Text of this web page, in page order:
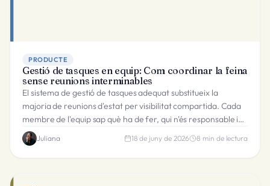
PRODUCTE
Gestió de tasques en equip: Com coordinar la feina
sense reunions interminables
El sistema de gestió de tasques adequat substitueix la
majoria de reunions d'estat per visibilitat compartida. Cada
membre de l'equip sap què ha de fer, qui n'és responsable i
quan s'ha de lliurar.
Juliana 18 de juny de 2026 8 min de lectura